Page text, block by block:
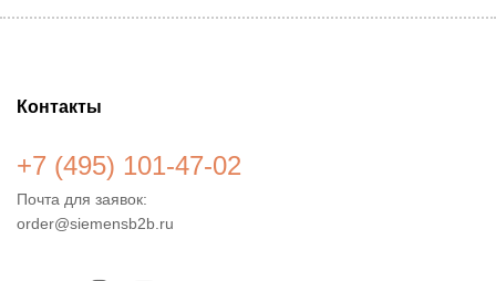
Контакты
+7 (495) 101-47-02
Почта для заявок:
order@siemensb2b.ru